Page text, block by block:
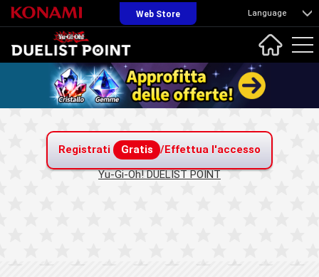
Web Store Language
Registrati Gratis
/Effettua l'accesso
Yu-Gi-Oh! DUELIST POINT